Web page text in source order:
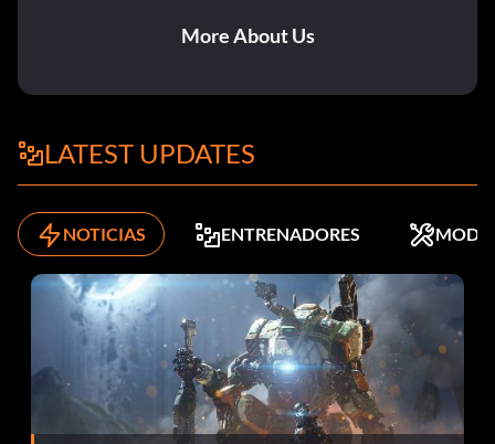
More About Us
LATEST UPDATES
NOTICIAS ENTRENADORES MODS